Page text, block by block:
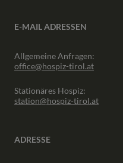
E-MAIL ADRESSEN
Allgemeine Anfragen:
office@hospiz-tirol.at
Stationäres Hospiz:
station@hospiz-tirol.at
ADRESSE